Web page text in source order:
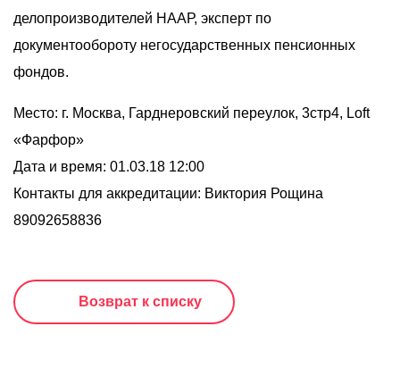
делопроизводителей НААР, эксперт по
документообороту негосударственных пенсионных
фондов.
Место: г. Москва, Гарднеровский переулок, 3стр4, Loft
«Фарфор»
Дата и время: 01.03.18 12:00
Контакты для аккредитации: Виктория Рощина
89092658836
Возврат к списку